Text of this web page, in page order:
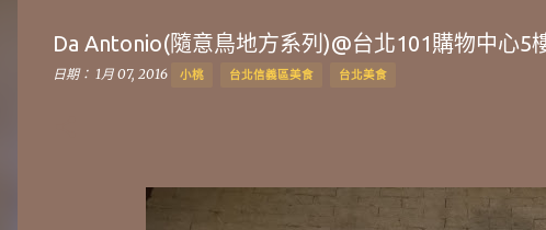
Da Antonio(隨意鳥地方系列)@台北101購物中心5
日期： 1月 07, 2016 小桃 台北信義區美食 台北美食